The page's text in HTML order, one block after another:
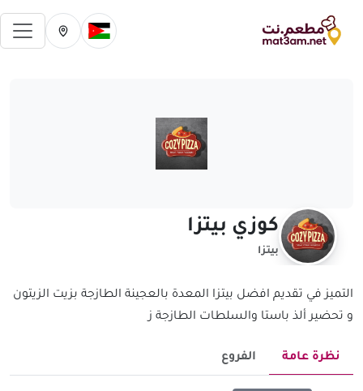
تغيير الدولة الحالية
تغيير المدينة
كوزي بيتزا
بيتزا
التميز في تقديم افضل بيتزا المعدة بالعجينة الطازجة بزيت الزيتون
و تحضير ألذ باستا والسلطات الطازجة ز
نظرة عامة الفروع